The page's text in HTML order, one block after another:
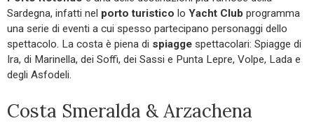
Sardegna, infatti nel porto turistico lo Yacht Club programma
una serie di eventi a cui spesso partecipano personaggi dello
spettacolo. La costa è piena di spiagge spettacolari: Spiagge di
Ira, di Marinella, dei Soffi, dei Sassi e Punta Lepre, Volpe, Lada e
degli Asfodeli.
Costa Smeralda & Arzachena